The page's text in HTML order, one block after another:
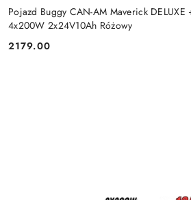
Pojazd Buggy CAN-AM Maverick DELUXE
4x200W 2x24V10Ah Różowy
Cena:
2179.00